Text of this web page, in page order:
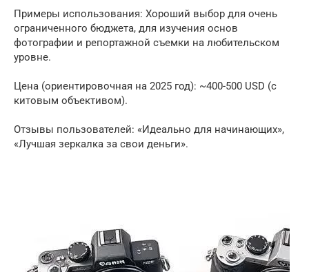
Примеры использования: Хороший выбор для очень
ограниченного бюджета, для изучения основ
фотографии и репортажной съемки на любительском
уровне.
Цена (ориентировочная на 2025 год): ~400-500 USD (с
китовым объективом).
Отзывы пользователей: «Идеально для начинающих»,
«Лучшая зеркалка за свои деньги».